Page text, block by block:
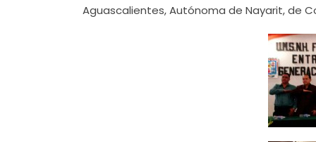
Aguascalientes, Autónoma de Nayarit, de